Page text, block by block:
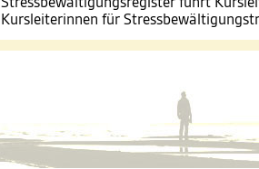
Kursleiterinnen für